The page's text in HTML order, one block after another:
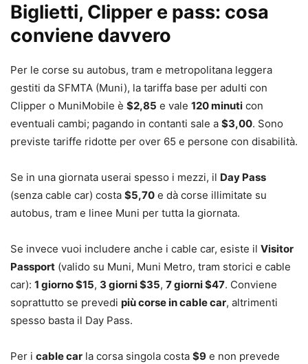
Biglietti, Clipper e pass: cosa
conviene davvero
Per le corse su autobus, tram e metropolitana leggera
gestiti da SFMTA (Muni), la tariffa base per adulti con
Clipper o MuniMobile è $2,85 e vale 120 minuti con
eventuali cambi; pagando in contanti sale a $3,00. Sono
previste tariffe ridotte per over 65 e persone con disabilità.
Se in una giornata userai spesso i mezzi, il Day Pass
(senza cable car) costa $5,70 e dà corse illimitate su
autobus, tram e linee Muni per tutta la giornata.
Se invece vuoi includere anche i cable car, esiste il Visitor
Passport (valido su Muni, Muni Metro, tram storici e cable
car): 1 giorno $15, 3 giorni $35, 7 giorni $47. Conviene
soprattutto se prevedi più corse in cable car, altrimenti
spesso basta il Day Pass.
Per i cable car la corsa singola costa $9 e non prevede